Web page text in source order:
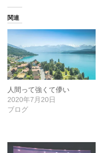
関連
人間って強くて儚い
2020年7月20日
ブログ